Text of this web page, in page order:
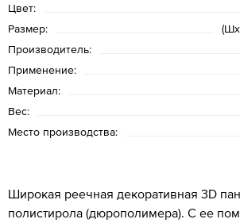
Цвет:
Размер:
Производитель:
Применение:
Материал:
Вес:
Место производства:
Широкая реечная декоративная 3D
полистирола (дюрополимера). С ее